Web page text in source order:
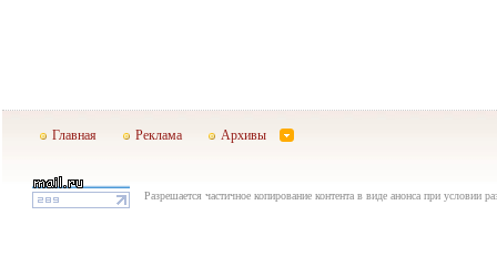
Главная Реклама Архивы
Разрешается частичное копирование контента в виде анонса при условии